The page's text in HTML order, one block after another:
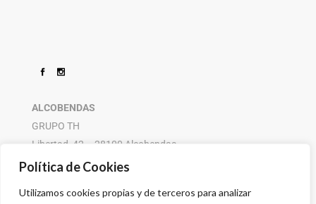
Política de Cookies
Utilizamos cookies propias y de terceros para analizar
ALCOBENDAS
GRUPO TH
Libertad, 42 – 28100 Alcobendas
916 614 580 – 608 505 532